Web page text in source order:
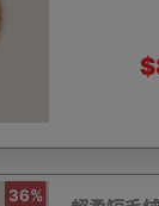
36%